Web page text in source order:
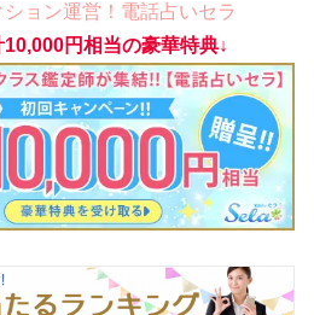
ョン運営！電話占いセラ
円相当の豪華特典↓